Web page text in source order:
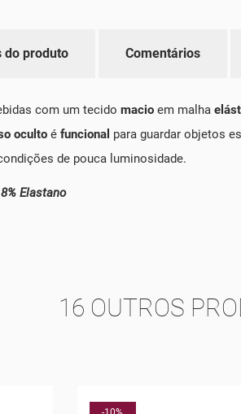
do produto Comentários
com um tecido macio em malha
oculto é funcional para guardar objetos
de pouca luminosidade.
Elastano
16 OUTROS